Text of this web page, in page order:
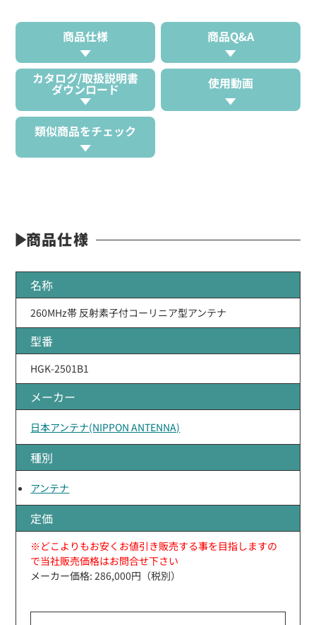
商品仕様 商品Q&A
カタログ/取扱説明書
ダウンロード 使用動画
類似商品をチェック
商品仕様
名称
260MHz帯 反射素子付コーリニア型アンテナ
型番
HGK-2501B1
メーカー
日本アンテナ(NIPPON ANTENNA)
種別
アンテナ
定価
※どこよりもお安くお値引き販売する事を目指しますの
で当社販売価格はお問合せ下さい
メーカー価格: 286,000円（税別）